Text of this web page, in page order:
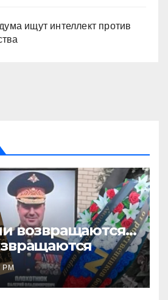
ищут интеллект против
возвращаются…
РМ